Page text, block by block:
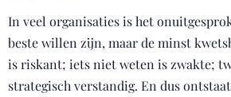
In veel organisaties is het
beste willen zijn, maar de minst
is riskant; iets niet weten is zwakte;
strategisch verstandig. En dus